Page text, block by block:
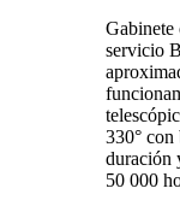
Gabinete
servicio
330°
duración
50 000